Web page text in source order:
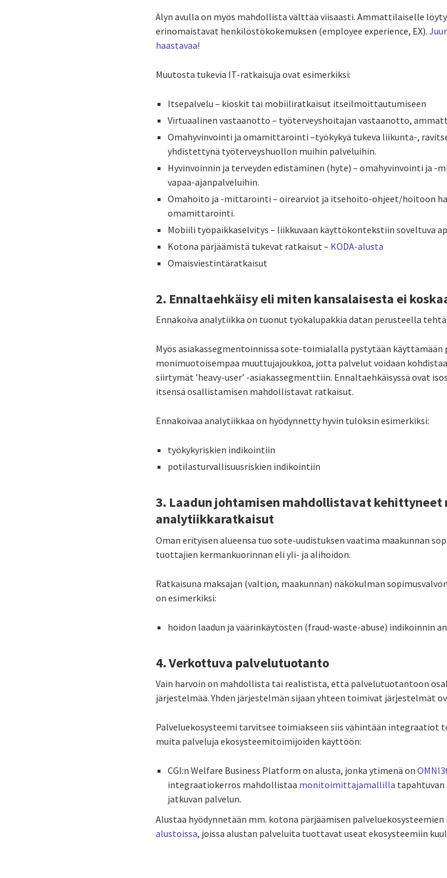
Älyn avulla on myös mahdollista välttää viisaasti. Ammattilaiselle
erinomaistavat henkilöstökokemuksen (employee experience, EX).
haastavaa!
Muutosta tukevia IT-ratkaisuja ovat esimerkiksi:
Itsepalvelu – kioskit tai mobiiliratkaisut itseilmoittautumiseen
Virtuaalinen vastaanotto – työterveyshoitajan vastaanotto,
Omahyvinvointi ja omamittarointi –työkykyä tukeva liikunta-,
yhdistettynä työterveyshuollon muihin palveluihin.
Hyvinvoinnin ja terveyden edistäminen (hyte) – omahyvinvointi ja
vapaa-ajanpalveluihin.
Omahoito ja -mittarointi – oirearviot ja itsehoito-ohjeet/hoitoon
omamittarointi.
Mobiili työpaikkaselvitys – liikkuvaan käyttökontekstiin soveltuva
Kotona pärjäämistä tukevat ratkaisut – KODA-alusta
Omaisviestintäratkaisut
2. Ennaltaehkäisy eli miten kansalaisesta ei
Ennakoiva analytiikka on tuonut työkalupakkia datan perusteella
Myös asiakassegmentoinnissa sote-toimialalla pystytään
monimuotoisempaa muuttujajoukkoa, jotta palvelut voidaan
siirtymät ’heavy-user’ -asiakassegmenttiin. Ennaltaehkäisyssä ovat
itsensä osallistamisen mahdollistavat ratkaisut.
Ennakoivaa analytiikkaa on hyödynnetty hyvin tuloksin esimerkiksi:
työkykyriskien indikointiin
potilasturvallisuusriskien indikointiin
3. Laadun johtamisen mahdollistavat kehittyneet
analytiikkaratkaisut
Oman erityisen alueensa tuo sote-uudistuksen vaatima maakunnan
tuottajien kermankuorinnan eli yli- ja alihoidon.
Ratkaisuna maksajan (valtion, maakunnan) näkökulman
on esimerkiksi:
hoidon laadun ja väärinkäytösten (fraud-waste-abuse) indikoinnin
4. Verkottuva palvelutuotanto
Vain harvoin on mahdollista tai realistista, että palvelutuotantoon
järjestelmää. Yhden järjestelmän sijaan yhteen toimivat järjestelmät
Palveluekosysteemi tarvitsee toimiakseen siis vähintään integraatiot
muita palveluja ekosysteemitoimijoiden käyttöön:
CGI:n Welfare Business Platform on alusta, jonka ytimenä on
integraatiokerros mahdollistaa monitoimittajamallilla
jatkuvan palvelun.
Alustaa hyödynnetään mm. kotona pärjäämisen
alustoissa, joissa alustan palveluita tuottavat useat ekosysteemiin